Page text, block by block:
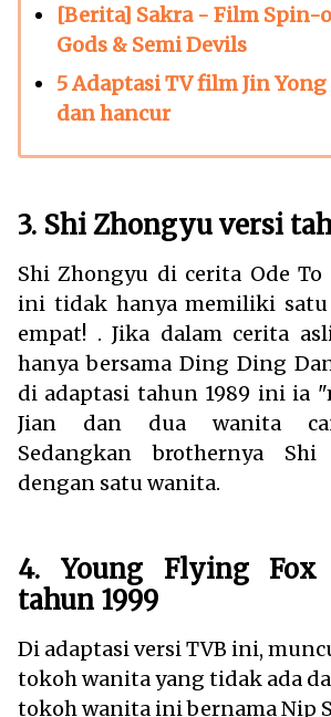
[Berita] Sakra - Film Spin-
Gods & Semi Devils
5 Adaptasi TV film Jin
dan hancur
3. Shi Zhongyu versi
Shi Zhongyu di cerita Ode To
ini tidak hanya memiliki
empat! . Jika dalam cerita
hanya bersama Ding Ding
di adaptasi tahun 1989 ini ia
Jian dan dua wanita
Sedangkan brothernya
dengan satu wanita.
4. Young Flying Fox
tahun 1999
Di adaptasi versi TVB ini,
tokoh wanita yang tidak ada
tokoh wanita ini bernama Nip